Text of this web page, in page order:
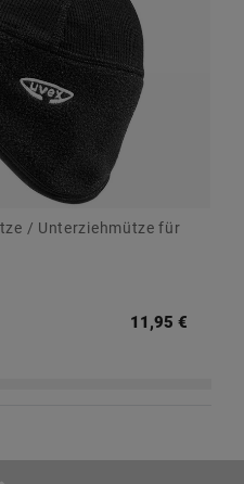
/ Unterziehmütze für
11,95 €